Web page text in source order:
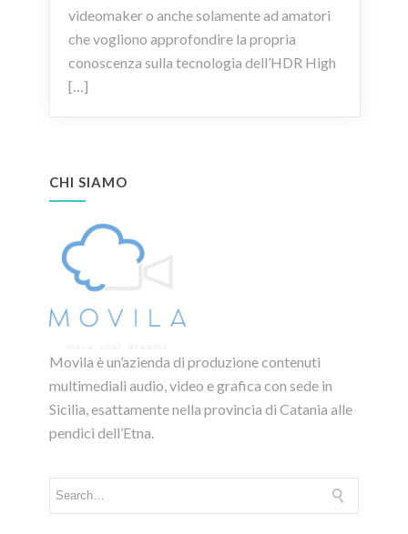
videomaker o anche solamente ad amatori
che vogliono approfondire la propria
conoscenza sulla tecnologia dell’HDR High
[…]
CHI SIAMO
Movila è un’azienda di produzione contenuti
multimediali audio, video e grafica con sede in
Sicilia, esattamente nella provincia di Catania alle
pendici dell’Etna.